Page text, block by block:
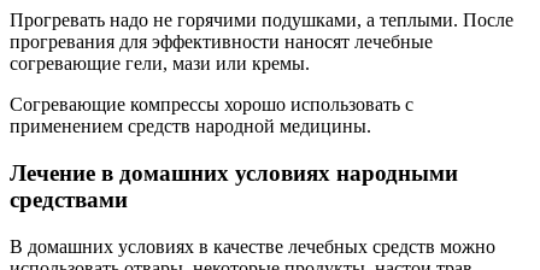
Прогревать надо не горячими подушками, а теплыми. После
прогревания для эффективности наносят лечебные
согревающие гели, мази или кремы.
Согревающие компрессы хорошо использовать с
применением средств народной медицины.
Лечение в домашних условиях народными
средствами
В домашних условиях в качестве лечебных средств можно